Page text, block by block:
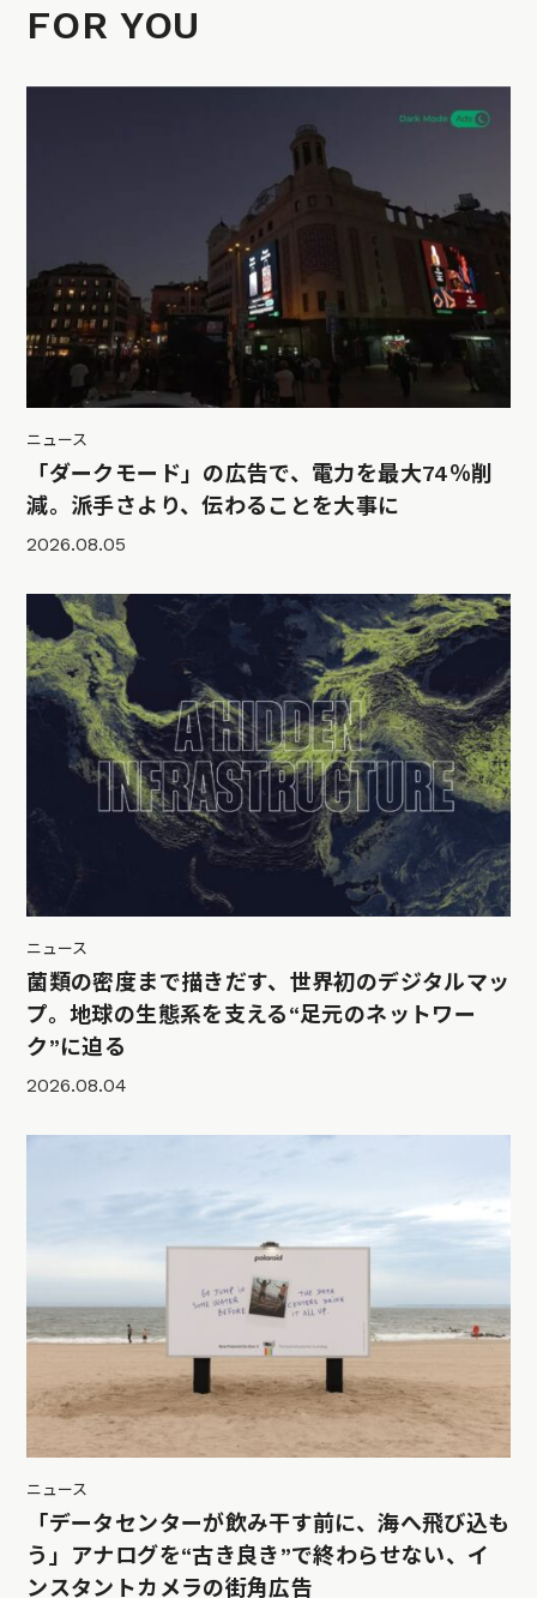
FOR YOU
ニュース
「ダークモード」の広告で、電力を最大74％削
減。派手さより、伝わることを大事に
2026.08.05
ニュース
菌類の密度まで描きだす、世界初のデジタルマッ
プ。地球の生態系を支える“足元のネットワー
ク”に迫る
2026.08.04
ニュース
「データセンターが飲み干す前に、海へ飛び込も
う」アナログを“古き良き”で終わらせない、イ
ンスタントカメラの街角広告